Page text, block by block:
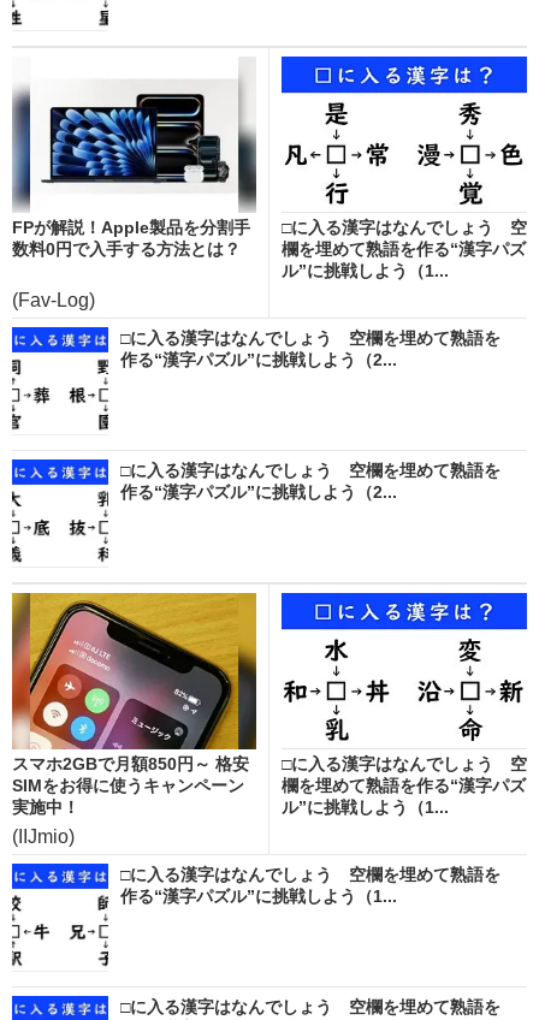
FPが解説！Apple製品を分割手
数料0円で入手する方法とは？
(Fav-Log)
□に入る漢字はなんでしょう 空
欄を埋めて熟語を作る“漢字パズ
ル”に挑戦しよう（1...
□に入る漢字はなんでしょう 空欄を埋めて熟語を
作る“漢字パズル”に挑戦しよう（2...
□に入る漢字はなんでしょう 空欄を埋めて熟語を
作る“漢字パズル”に挑戦しよう（2...
スマホ2GBで月額850円～ 格安
SIMをお得に使うキャンペーン
実施中！
(IIJmio)
□に入る漢字はなんでしょう 空
欄を埋めて熟語を作る“漢字パズ
ル”に挑戦しよう（1...
□に入る漢字はなんでしょう 空欄を埋めて熟語を
作る“漢字パズル”に挑戦しよう（1...
□に入る漢字はなんでしょう 空欄を埋めて熟語を